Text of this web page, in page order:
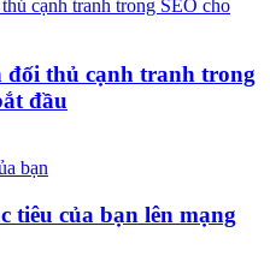
thủ cạnh tranh trong
đầu
tiêu của bạn lên mạng